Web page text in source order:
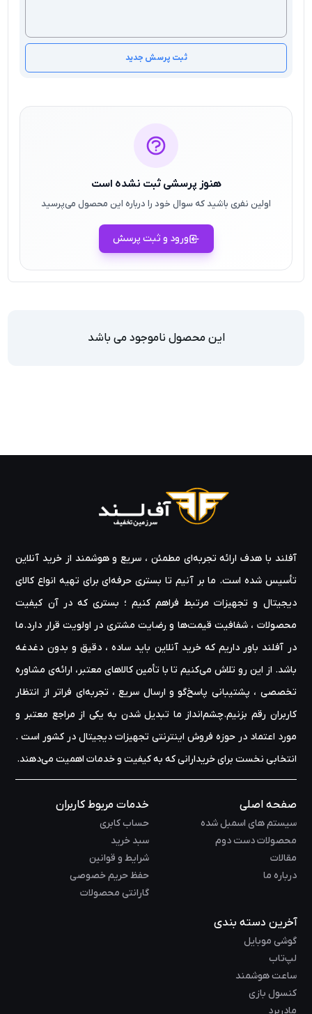
ثبت پرسش جدید
هنوز پرسشی ثبت نشده است
اولین نفری باشید که سوال خود را درباره این محصول می‌پرسید
ورود و ثبت پرسش
این محصول ناموجود می باشد
آفلند با هدف ارائه‌ تجربه‌ای مطمئن ، سریع و هوشمند از خرید آنلاین
تأسیس شده است. ما بر آنیم تا بستری حرفه‌ای برای تهیه‌ انواع کالای
دیجیتال و تجهیزات مرتبط فراهم کنیم ؛ بستری که در آن کیفیت
محصولات ، شفافیت قیمت‌ها و رضایت مشتری در اولویت قرار دارد.ما
در آفلند باور داریم که خرید آنلاین باید ساده ، دقیق و بدون دغدغه
باشد. از این رو تلاش می‌کنیم تا با تأمین کالاهای معتبر، ارائه‌ی مشاوره‌
تخصصی ، پشتیبانی پاسخ‌گو و ارسال سریع ، تجربه‌ای فراتر از انتظار
کاربران رقم بزنیم.چشم‌انداز ما تبدیل شدن به یکی از مراجع معتبر و
مورد اعتماد در حوزه‌ فروش اینترنتی تجهیزات دیجیتال در کشور است .
انتخابی نخست برای خریدارانی که به کیفیت و خدمات اهمیت می‌دهند.
صفحه اصلی
سیستم های اسمبل شده
محصولات دست دوم
مقالات
درباره ما
خدمات مربوط کاربران
حساب کابری
سبد خرید
شرایط و قوانین
حفظ حریم خصوصی
گارانتی محصولات
آخرین دسته بندی
گوشی موبایل
لپ‌تاب
ساعت هوشمند
کنسول بازی
مادربرد